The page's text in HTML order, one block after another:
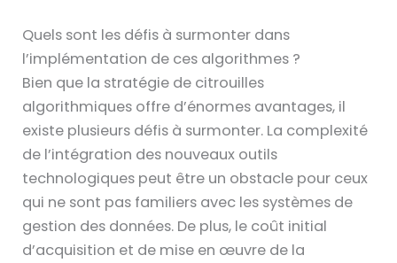
Quels sont les défis à surmonter dans
l’implémentation de ces algorithmes ?
Bien que la stratégie de citrouilles
algorithmiques offre d’énormes avantages, il
existe plusieurs défis à surmonter. La complexité
de l’intégration des nouveaux outils
technologiques peut être un obstacle pour ceux
qui ne sont pas familiers avec les systèmes de
gestion des données. De plus, le coût initial
d’acquisition et de mise en œuvre de la